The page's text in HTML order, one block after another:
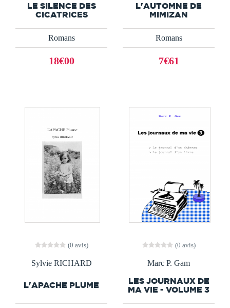
LE SILENCE DES
CICATRICES
Romans
18€00
L'AUTOMNE DE
MIMIZAN
Romans
7€61
(0 avis)
Sylvie RICHARD
L'APACHE PLUME
(0 avis)
Marc P. Gam
LES JOURNAUX DE
MA VIE - VOLUME 3